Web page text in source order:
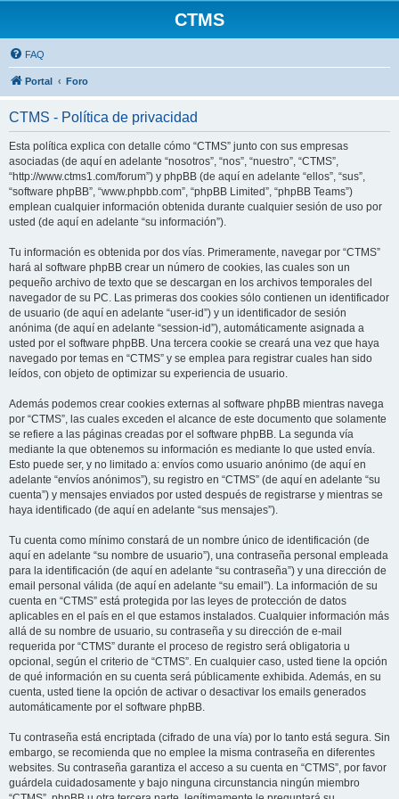
CTMS
FAQ
Portal Foro
CTMS - Política de privacidad
Esta política explica con detalle cómo “CTMS” junto con sus empresas
asociadas (de aquí en adelante “nosotros”, “nos”, “nuestro”, “CTMS”,
“http://www.ctms1.com/forum”) y phpBB (de aquí en adelante “ellos”, “sus”,
“software phpBB”, “www.phpbb.com”, “phpBB Limited”, “phpBB Teams”)
emplean cualquier información obtenida durante cualquier sesión de uso por
usted (de aquí en adelante “su información”).
Tu información es obtenida por dos vías. Primeramente, navegar por “CTMS”
hará al software phpBB crear un número de cookies, las cuales son un
pequeño archivo de texto que se descargan en los archivos temporales del
navegador de su PC. Las primeras dos cookies sólo contienen un identificador
de usuario (de aquí en adelante “user-id”) y un identificador de sesión
anónima (de aquí en adelante “session-id”), automáticamente asignada a
usted por el software phpBB. Una tercera cookie se creará una vez que haya
navegado por temas en “CTMS” y se emplea para registrar cuales han sido
leídos, con objeto de optimizar su experiencia de usuario.
Además podemos crear cookies externas al software phpBB mientras navega
por “CTMS”, las cuales exceden el alcance de este documento que solamente
se refiere a las páginas creadas por el software phpBB. La segunda vía
mediante la que obtenemos su información es mediante lo que usted envía.
Esto puede ser, y no limitado a: envíos como usuario anónimo (de aquí en
adelante “envíos anónimos”), su registro en “CTMS” (de aquí en adelante “su
cuenta”) y mensajes enviados por usted después de registrarse y mientras se
haya identificado (de aquí en adelante “sus mensajes”).
Tu cuenta como mínimo constará de un nombre único de identificación (de
aquí en adelante “su nombre de usuario”), una contraseña personal empleada
para la identificación (de aquí en adelante “su contraseña”) y una dirección de
email personal válida (de aquí en adelante “su email”). La información de su
cuenta en “CTMS” está protegida por las leyes de protección de datos
aplicables en el país en el que estamos instalados. Cualquier información más
allá de su nombre de usuario, su contraseña y su dirección de e-mail
requerida por “CTMS” durante el proceso de registro será obligatoria u
opcional, según el criterio de “CTMS”. En cualquier caso, usted tiene la opción
de qué información en su cuenta será públicamente exhibida. Además, en su
cuenta, usted tiene la opción de activar o desactivar los emails generados
automáticamente por el software phpBB.
Tu contraseña está encriptada (cifrado de una vía) por lo tanto está segura. Sin
embargo, se recomienda que no emplee la misma contraseña en diferentes
websites. Su contraseña garantiza el acceso a su cuenta en “CTMS”, por favor
guárdela cuidadosamente y bajo ninguna circunstancia ningún miembro